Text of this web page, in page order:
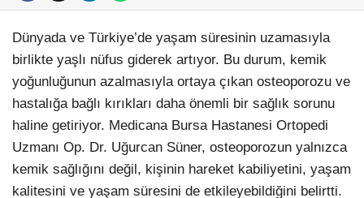
Dünyada ve Türkiye’de yaşam süresinin uzamasıyla
birlikte yaşlı nüfus giderek artıyor. Bu durum, kemik
yoğunluğunun azalmasıyla ortaya çıkan osteoporozu ve
hastalığa bağlı kırıkları daha önemli bir sağlık sorunu
haline getiriyor. Medicana Bursa Hastanesi Ortopedi
Uzmanı Op. Dr. Uğurcan Süner, osteoporozun yalnızca
kemik sağlığını değil, kişinin hareket kabiliyetini, yaşam
kalitesini ve yaşam süresini de etkileyebildiğini belirtti.